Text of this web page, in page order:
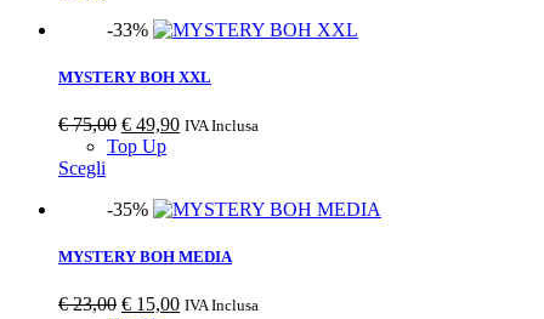
-33%
MYSTERY BOH XXL
€75,00 € 49,90 IVA Inclusa
Top Up
Scegli
-35%
MYSTERY BOH MEDIA
€23,00 € 15,00 IVA Inclusa